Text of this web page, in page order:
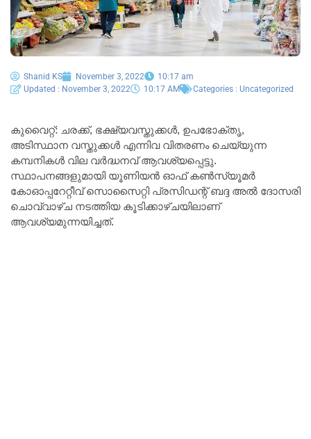
Shanid KS November 3, 2022
10:17 am
Updated : November 3, 2022
10:17 AM Categories : Uncategorized
കുവൈറ്റ്: ചരക്ക്, ഭക്ഷ്യവസ്തുക്കൾ, ഉപഭോക്തൃ,
അടിസ്ഥാന വസ്തുക്കൾ എന്നിവ വിതരണം ചെയ്യുന്ന
കമ്പനികൾ വില വർദ്ധനവ് ആവശ്യപ്പെട്ടു.
സ്ഥാപനങ്ങളുമായി യൂണിയൻ ഓഫ് കൺസ്യൂമർ
കോഓപ്പറേറ്റീവ് സൊസൈറ്റി പ്രസിഡന്റ് ബദ്ദ അൽ ദോസരി
ചൊവ്വാഴ്ച നടത്തിയ കൂടിക്കാഴ്ചയിലാണ്
ആവശ്യമുന്നയിച്ചത്.